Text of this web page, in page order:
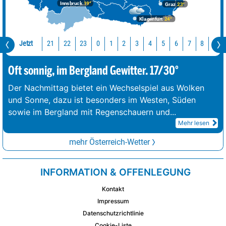
Graz23°
Innsbruck19°
Klagenfurt 24°
Jetzt 21 22 23 0 1 2 3 4 5 6 7 8
Oft sonnig, im Bergland Gewitter. 17/30°
Der Nachmittag bietet ein Wechselspiel aus Wolken
und Sonne, dazu ist besonders im Westen, Süden
sowie im Bergland mit Regenschauern und...
Mehr lesen
mehr Österreich-Wetter
INFORMATION & OFFENLEGUNG
Kontakt
Impressum
Datenschutzrichtlinie